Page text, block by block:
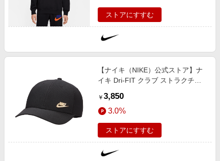
ビジネス・その他サービス
ストアにすすむ
【ナイキ（NIKE）公式ストア】ナ
イキ Dri-FIT クラブ ストラクチャ
プ FB5371-011 ブラック
￥ 3,850
3.0%
ストアにすすむ